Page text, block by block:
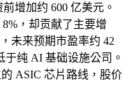
增加约 600 亿美元。
，却贡献了主要增
未来预期市盈率约 42
纯 AI 基础设施公司。
ASIC 芯片路线，股价